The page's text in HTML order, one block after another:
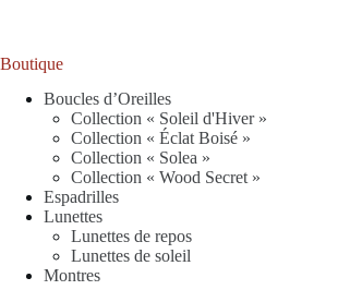
Boutique
Boucles d’Oreilles
Collection « Soleil d'Hiver »
Collection « Éclat Boisé »
Collection « Solea »
Collection « Wood Secret »
Espadrilles
Lunettes
Lunettes de repos
Lunettes de soleil
Montres